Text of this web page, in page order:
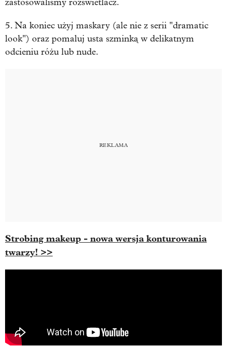
zastosowaliśmy rozświetlacz.
5. Na koniec użyj maskary (ale nie z serii "dramatic
look") oraz pomaluj usta szminką w delikatnym
odcieniu różu lub nude.
Strobing makeup - nowa wersja konturowania
twarzy! >>